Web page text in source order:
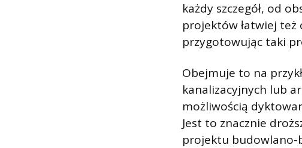
każdy szczegół, od
projektów łatwiej też
przygotowując taki
Obejmuje to na
kanalizacyjnych lub
możliwością
Jest to znacznie
projektu budowlano-